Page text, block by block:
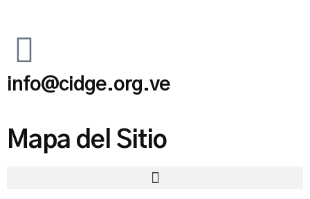
info@cidge.org.ve
Mapa del Sitio